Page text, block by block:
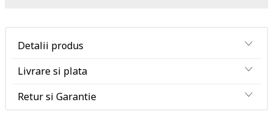
Detalii produs
Livrare si plata
Retur si Garantie